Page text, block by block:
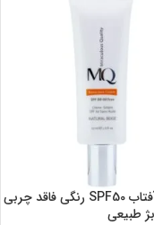
کرم ضد آفتاب SPF50 رنگی فاقد چربی
طبیعی